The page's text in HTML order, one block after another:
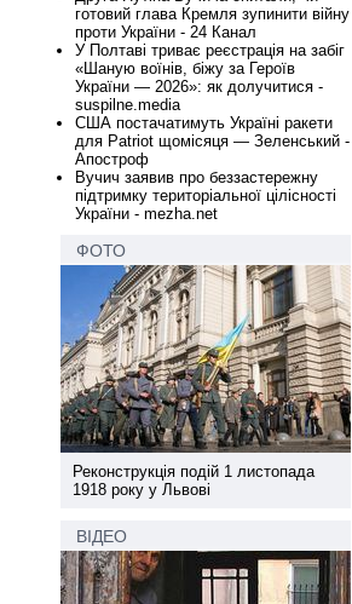
готовий глава Кремля зупинити війну
проти України - 24 Канал
У Полтаві триває реєстрація на забіг
«Шаную воїнів, біжу за Героїв
України — 2026»: як долучитися -
suspilne.media
США постачатимуть Україні ракети
для Patriot щомісяця — Зеленський -
Апостроф
Вучич заявив про беззастережну
підтримку територіальної цілісності
України - mezha.net
ФОТО
Реконструкція подій 1 листопада
1918 року у Львові
ВІДЕО